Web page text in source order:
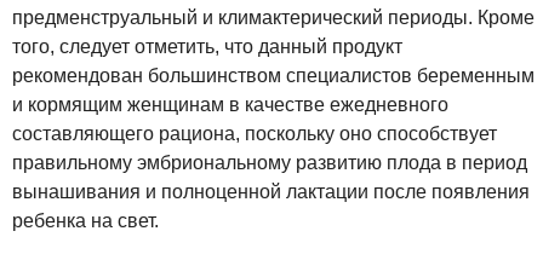
предменструальный и климактерический периоды. Кроме
того, следует отметить, что данный продукт
рекомендован большинством специалистов беременным
и кормящим женщинам в качестве ежедневного
составляющего рациона, поскольку оно способствует
правильному эмбриональному развитию плода в период
вынашивания и полноценной лактации после появления
ребенка на свет.